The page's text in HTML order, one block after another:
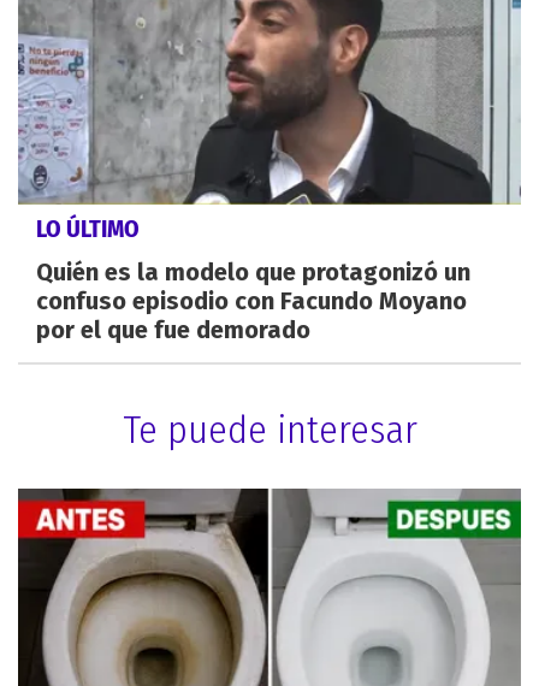
LO ÚLTIMO
Quién es la modelo que protagonizó un
confuso episodio con Facundo Moyano
por el que fue demorado
Te puede interesar